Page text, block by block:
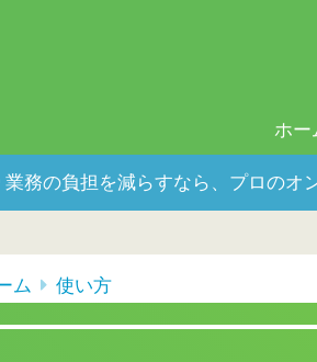
ホー
業務の負担を減らすなら、プロのオ
ム 使い方